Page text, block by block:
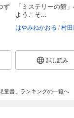
ず
「ミステリーの館
ようこそ...
はやみねかおる 村
試し読み
児童書」ランキングの一覧へ